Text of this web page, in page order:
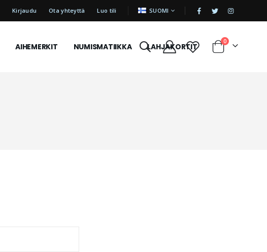
Kirjaudu Ota yhteyttä Luo tili KIELI SUOMI |
AIHEMERKIT NUMISMATIIKKA LAHJAKORTIT Cart
0tuotetta